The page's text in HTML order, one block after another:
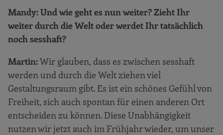
Mandy: Und wie geht es nun weiter? Zieht Ihr
weiter durch die Welt oder werdet Ihr tatsächlich
noch sesshaft?
Martin:Wir glauben, dass es zwischen sesshaft
werden und durch die Welt ziehen viel
Gestaltungsraum gibt. Es ist ein schönes Gefühl von
Freiheit, sich auch spontan für einen anderen Ort
entscheiden zu können. Diese Unabhängigkeit
nutzen wir jetzt auch im Frühjahr wieder, um unser